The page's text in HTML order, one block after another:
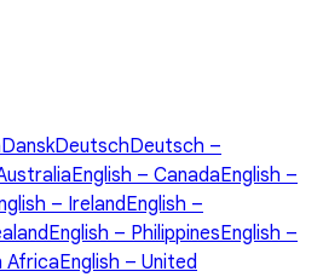
DanskDeutschDeutsch –
English – CanadaEnglish –
– IrelandEnglish –
English – PhilippinesEnglish –
AfricaEnglish – United